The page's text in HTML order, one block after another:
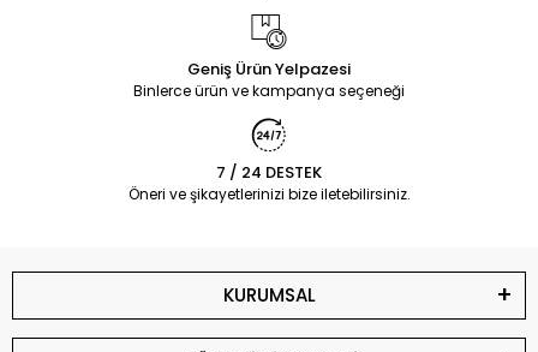
Geniş Ürün Yelpazesi
Binlerce ürün ve kampanya seçeneği
7 / 24 DESTEK
Öneri ve şikayetlerinizi bize iletebilirsiniz.
KURUMSAL